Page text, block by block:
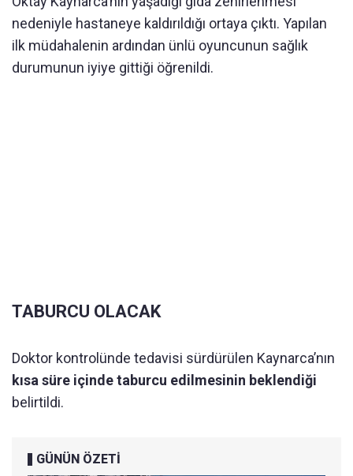
nedeniyle hastaneye kaldırıldığı ortaya çıktı. Yapılan
ilk müdahalenin ardından ünlü oyuncunun sağlık
durumunun iyiye gittiği öğrenildi.
TABURCU OLACAK
Doktor kontrolünde tedavisi sürdürülen Kaynarca’nın
kısa süre içinde taburcu edilmesinin beklendiği
belirtildi.
GÜNÜN ÖZETİ